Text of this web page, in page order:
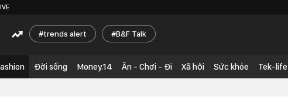
trends alert B&F Talk
Đời sống Money.14 Ăn - Chơi - Đi Xã hội Sức khỏe Tek-life